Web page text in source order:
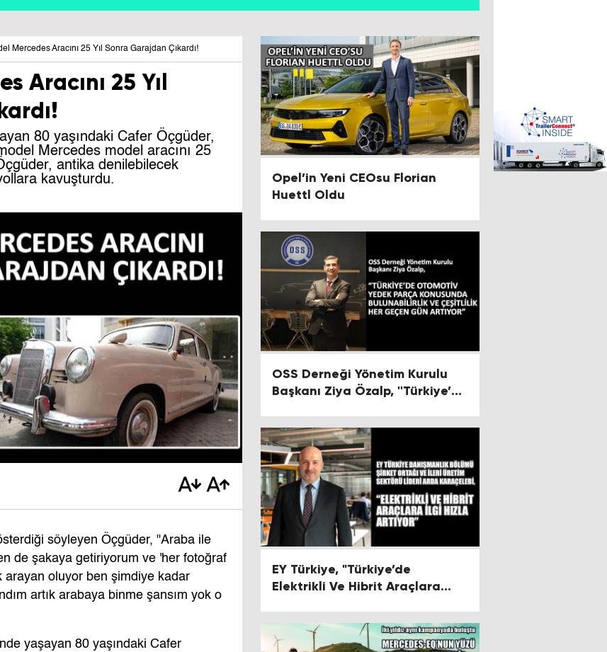
Mercedes Aracını 25 Yıl Sonra Garajdan Çıkardı!
Aracını 25 Yıl
80 yaşındaki Cafer Öçgüder,
Mercedes model aracını 25
antika denilebilecek
kavuşturdu.
söyleyen Öçgüder, "Araba ile
de şakaya getiriyorum ve 'her fotoğraf
arayan oluyor ben şimdiye kadar
artık arabaya binme şansım yok o
yaşayan 80 yaşındaki Cafer
Opel’in Yeni CEOsu Florian
Huettl Oldu
OSS Derneği Yönetim Kurulu
Başkanı Ziya Özalp, ''Türkiye’de
Konusunda Bulunabilirlik ve
Çeşitlilik Her Geçen Gün
Artıyor''
EY Türkiye, "Türkiye’de
Elektrikli Ve Hibrit Araçlara